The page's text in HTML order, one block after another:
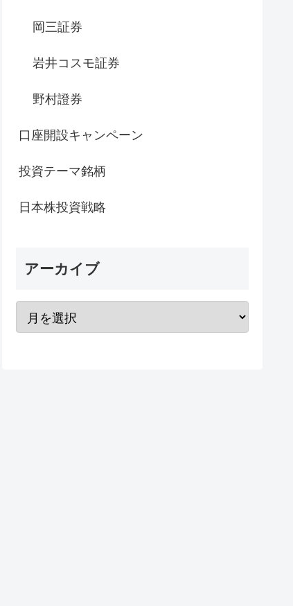
岡三証券
岩井コスモ証券
野村證券
口座開設キャンペーン
投資テーマ銘柄
日本株投資戦略
アーカイブ